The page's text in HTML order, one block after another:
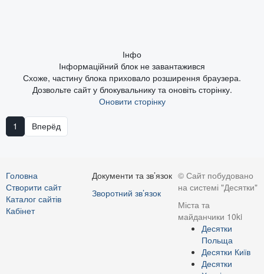
Інфо
Інформаційний блок не завантажився
Схоже, частину блока приховало розширення браузера.
Дозвольте сайт у блокувальнику та оновіть сторінку.
Оновити сторінку
1 Вперёд
Головна
Створити сайт
Каталог сайтів
Кабінет
Документи та зв’язок
Зворотний зв’язок
© Сайт побудовано
на системі "Десятки"
Міста та
майданчики 10ki
Десятки
Польща
Десятки Київ
Десятки